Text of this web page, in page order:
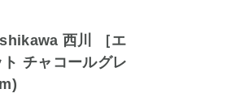
西川 ［エ
チャコールグレ